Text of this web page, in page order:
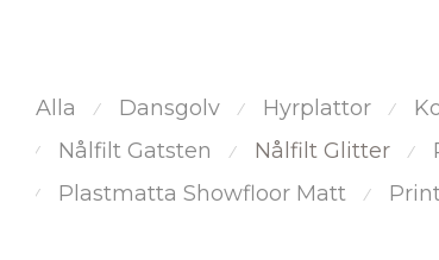
Alla ⁄ Dansgolv ⁄ Hyrplattor ⁄
⁄ Nålfilt Gatsten ⁄ Nålfilt Glitter ⁄
⁄ Plastmatta Showfloor Matt ⁄